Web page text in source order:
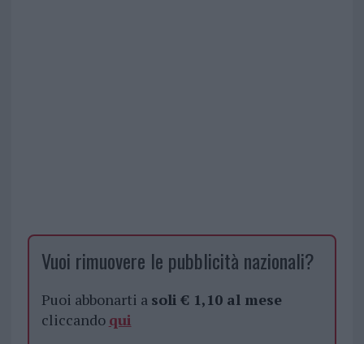
Vuoi rimuovere le pubblicità nazionali?
Puoi abbonarti a soli € 1,10 al mese
cliccando qui